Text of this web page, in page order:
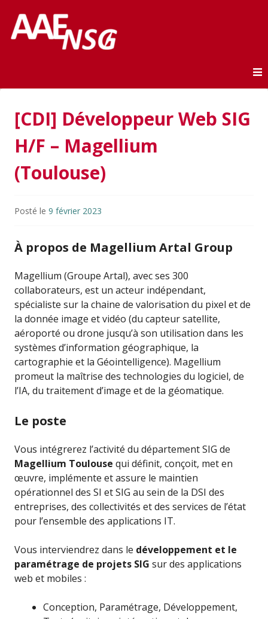
AAE-ENSG
[CDI] Développeur Web SIG
H/F – Magellium
(Toulouse)
Posté le 9 février 2023
À propos de Magellium Artal Group
Magellium (Groupe Artal), avec ses 300
collaborateurs, est un acteur indépendant,
spécialiste sur la chaine de valorisation du pixel et de
la donnée image et vidéo (du capteur satellite,
aéroporté ou drone jusqu’à son utilisation dans les
systèmes d’information géographique, la
cartographie et la Géointelligence). Magellium
promeut la maîtrise des technologies du logiciel, de
l’IA, du traitement d’image et de la géomatique.
Le poste
Vous intégrerez l’activité du département SIG de
Magellium Toulouse qui définit, conçoit, met en
œuvre, implémente et assure le maintien
opérationnel des SI et SIG au sein de la DSI des
entreprises, des collectivités et des services de l’état
pour l’ensemble des applications IT.
Vous interviendrez dans le développement et le
paramétrage de projets SIG sur des applications
web et mobiles :
Conception, Paramétrage, Développement,